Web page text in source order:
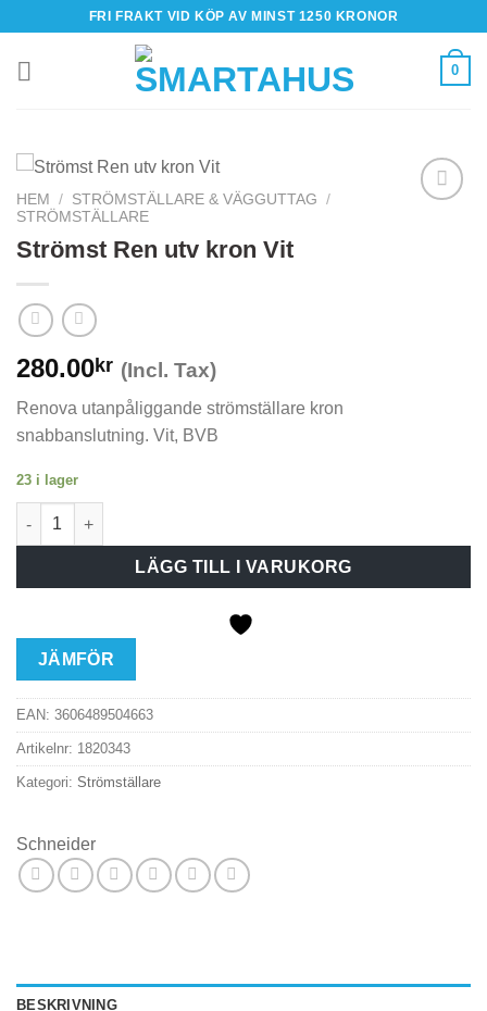
content
FRI FRAKT VID KÖP AV MINST 1250 KRONOR
0
HEM / STRÖMSTÄLLARE & VÄGGUTTAG
/
STRÖMSTÄLLARE
Strömst Ren utv kron Vit
280.00kr (Incl. Tax)
Renova utanpåliggande strömställare kron
snabbanslutning. Vit, BVB
23 i lager
Strömst Ren utv kron Vit mängd
LÄGG TILL I VARUKORG
JÄMFÖR
EAN: 3606489504663
Artikelnr: 1820343
Kategori: Strömställare
Schneider
BESKRIVNING